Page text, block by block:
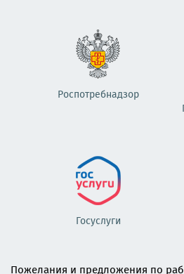
Роспотребнадзор
Госуслуги
Пожелания и предложения по